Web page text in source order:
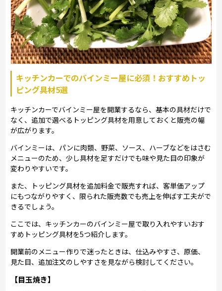
キッチンカーでのバインミー屋に必須！おすすめトッ
ピング具材5選
キッチンカーでバインミー屋を開業するなら、基本の具材だけで
なく、追加で選べるトッピング具材を用意しておくと販売の幅
が広がります。
バインミーは、パンに肉類、野菜、ソース、ハーブなどをはさむ
メニューのため、少し具材を足すだけでも味や見た目の印象が
変わりやすいです。
また、トッピング具材を追加料金で販売すれば、客単価アップ
にもつながりやすく、限られた販売数でも売上を伸ばす工夫がで
きるでしょう。
ここでは、キッチンカーのバインミー屋で取り入れやすいおす
すめトッピング具材を5つ紹介します。
開業前のメニュー作りで迷ったときは、仕込みやすさ、原価、
見た目、追加注文のしやすさを見ながら検討してください。
【目玉焼き】